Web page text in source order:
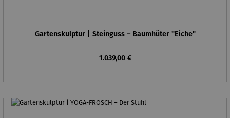
Gartenskulptur | Steinguss – Baumhüter "Eiche"
Regulärer Preis:
1.039,00 €